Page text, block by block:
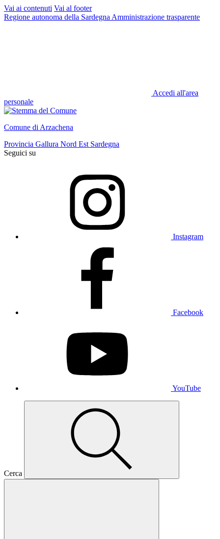
Vai ai contenuti Vai al footer
Regione autonoma della Sardegna Amministrazione trasparente
Accedi all'area
personale
Comune di Arzachena
Provincia Gallura Nord Est Sardegna
Seguici su
Instagram
Facebook
YouTube
Cerca